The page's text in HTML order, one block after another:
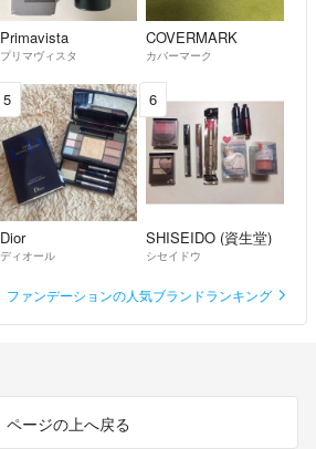
Primavista
プリマヴィスタ
COVERMARK
カバーマーク
5
Dior
ディオール
6
SHISEIDO (資生堂)
シセイドウ
ファンデーションの人気ブランドランキング
ページの上へ戻る